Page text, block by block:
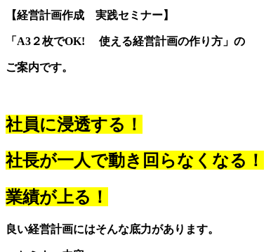
【経営計画作成 実践セミナー】
「A3２枚でOK! 使える経営計画の作り方」の
ご案内です。
社員に浸透する！
社長が一人で動き回らなくなる！
業績が上る！
良い経営計画にはそんな底力があります。